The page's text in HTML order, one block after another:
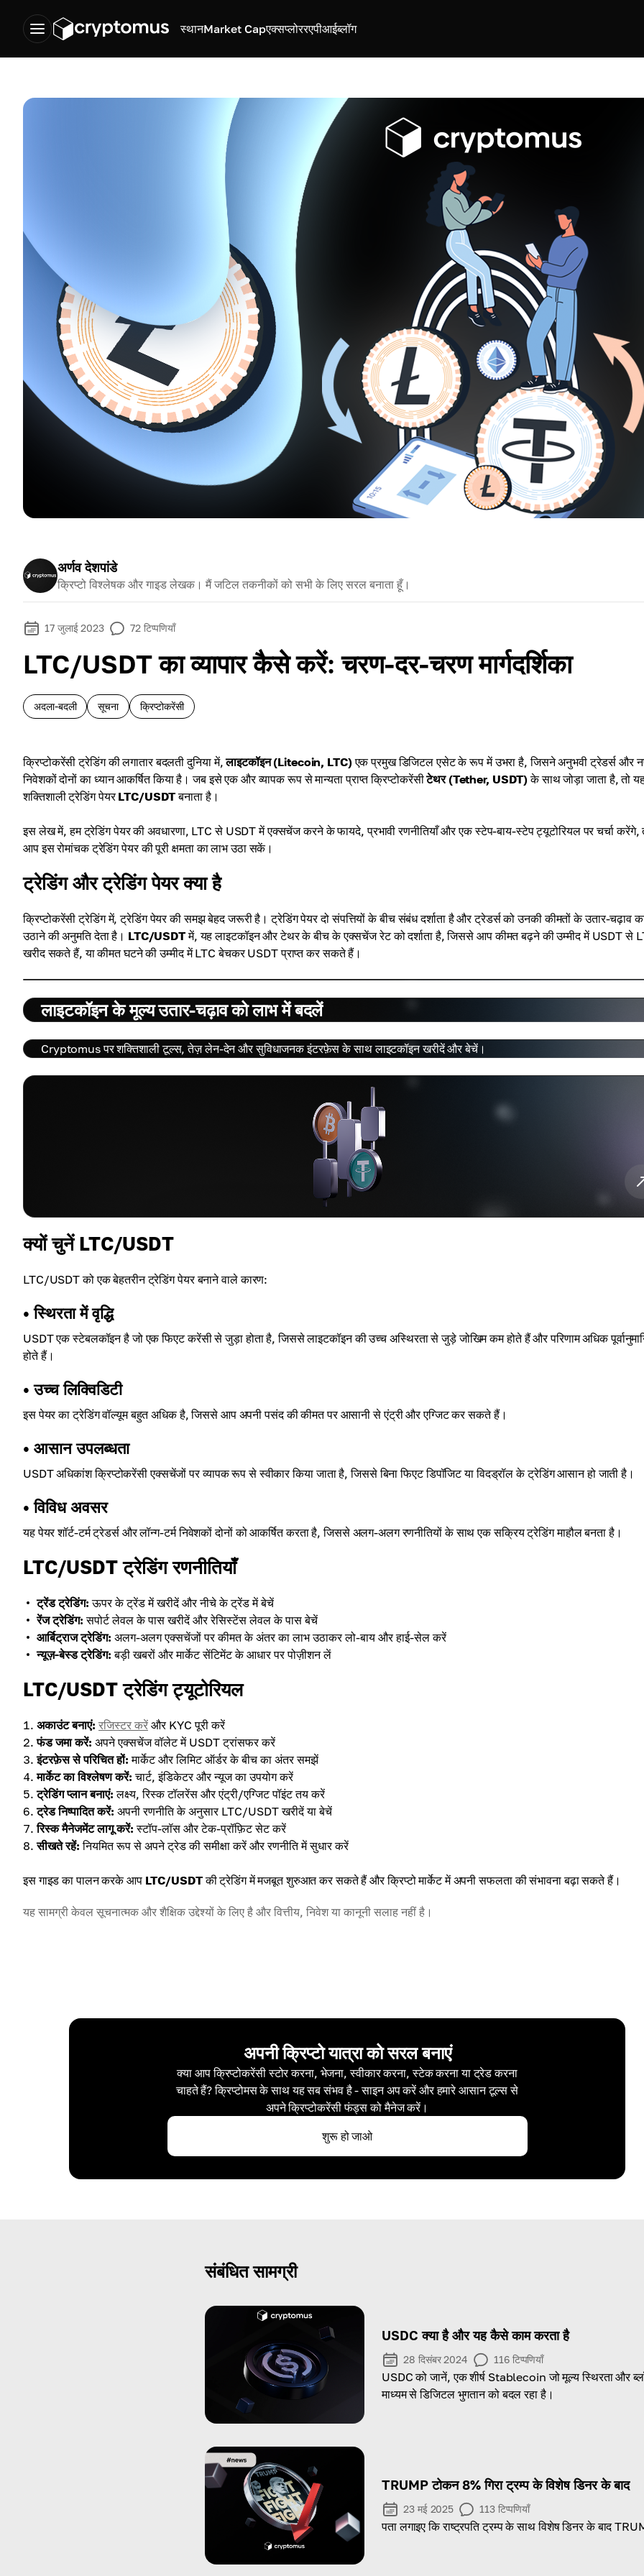
स्थानMarket Capएक्सप्लोररएपीआईब्लॉग
अर्णव देशपांडे
क्रिप्टो विश्लेषक और गाइड लेखक। मैं जटिल तकनीकों को सभी के लिए सरल बनाता हूँ।
17 जुलाई 2023 72 टिप्पणियाँ
LTC/USDT का व्यापार कैसे करें: चरण-दर-चरण मार्गदर्शिका
अदला-बदली सूचना क्रिप्टोकरेंसी
क्रिप्टोकरेंसी ट्रेडिंग की लगातार बदलती दुनिया में,लाइटकॉइन (Litecoin, LTC)एक प्रमुख डिजिटल एसेट के रूप में उभरा है, जिसने अनुभवी ट्रेडर्स और
निवेशकों दोनों का ध्यान आकर्षित किया है। जब इसे एक और व्यापक रूप से मान्यता प्राप्त क्रिप्टोकरेंसीटेथर (Tether, USDT)के साथ जोड़ा जाता है, तो
शक्तिशाली ट्रेडिंग पेयरLTC/USDTबनाता है।
इस लेख में, हम ट्रेडिंग पेयर की अवधारणा, LTC से USDT में एक्सचेंज करने के फायदे, प्रभावी रणनीतियाँ और एक स्टेप-बाय-स्टेप ट्यूटोरियल पर चर्चा करेंगे,
आप इस रोमांचक ट्रेडिंग पेयर की पूरी क्षमता का लाभ उठा सकें।
ट्रेडिंग और ट्रेडिंग पेयर क्या है
क्रिप्टोकरेंसी ट्रेडिंग में, ट्रेडिंग पेयर की समझ बेहद जरूरी है। ट्रेडिंग पेयर दो संपत्तियों के बीच संबंध दर्शाता है और ट्रेडर्स को उनकी कीमतों के उतार-चढ़ाव
उठाने की अनुमति देता है। LTC/USDTमें, यह लाइटकॉइन और टेथर के बीच के एक्सचेंज रेट को दर्शाता है, जिससे आप कीमत बढ़ने की उम्मीद में USDT से
खरीद सकते हैं, या कीमत घटने की उम्मीद में LTC बेचकर USDT प्राप्त कर सकते हैं।
लाइटकॉइन के मूल्य उतार-चढ़ाव को लाभ में बदलें
Cryptomus पर शक्तिशाली टूल्स, तेज़ लेन-देन और सुविधाजनक इंटरफ़ेस के साथ लाइटकॉइन खरीदें और बेचें।
क्यों चुनें LTC/USDT
LTC/USDT को एक बेहतरीन ट्रेडिंग पेयर बनाने वाले कारण:
• स्थिरता में वृद्धि
USDT एक स्टेबलकॉइन है जो एक फिएट करेंसी से जुड़ा होता है, जिससे लाइटकॉइन की उच्च अस्थिरता से जुड़े जोखिम कम होते हैं और परिणाम अधिक
होते हैं।
• उच्च लिक्विडिटी
इस पेयर का ट्रेडिंग वॉल्यूम बहुत अधिक है, जिससे आप अपनी पसंद की कीमत पर आसानी से एंट्री और एग्जिट कर सकते हैं।
• आसान उपलब्धता
USDT अधिकांश क्रिप्टोकरेंसी एक्सचेंजों पर व्यापक रूप से स्वीकार किया जाता है, जिससे बिना फिएट डिपॉजिट या विदड्रॉल के ट्रेडिंग आसान हो जाती है।
• विविध अवसर
यह पेयर शॉर्ट-टर्म ट्रेडर्स और लॉन्ग-टर्म निवेशकों दोनों को आकर्षित करता है, जिससे अलग-अलग रणनीतियों के साथ एक सक्रिय ट्रेडिंग माहौल बनता है।
LTC/USDT ट्रेडिंग रणनीतियाँ
ट्रेंड ट्रेडिंग: ऊपर के ट्रेंड में खरीदें और नीचे के ट्रेंड में बेचें
रेंज ट्रेडिंग: सपोर्ट लेवल के पास खरीदें और रेसिस्टेंस लेवल के पास बेचें
आर्बिट्राज ट्रेडिंग: अलग-अलग एक्सचेंजों पर कीमत के अंतर का लाभ उठाकर लो-बाय और हाई-सेल करें
न्यूज़-बेस्ड ट्रेडिंग: बड़ी खबरों और मार्केट सेंटिमेंट के आधार पर पोज़ीशन लें
LTC/USDT ट्रेडिंग ट्यूटोरियल
अकाउंट बनाएं: रजिस्टर करें और KYC पूरी करें
फंड जमा करें: अपने एक्सचेंज वॉलेट में USDT ट्रांसफर करें
इंटरफ़ेस से परिचित हों: मार्केट और लिमिट ऑर्डर के बीच का अंतर समझें
मार्केट का विश्लेषण करें: चार्ट, इंडिकेटर और न्यूज का उपयोग करें
ट्रेडिंग प्लान बनाएं: लक्ष्य, रिस्क टॉलरेंस और एंट्री/एग्जिट पॉइंट तय करें
ट्रेड निष्पादित करें: अपनी रणनीति के अनुसार LTC/USDT खरीदें या बेचें
रिस्क मैनेजमेंट लागू करें: स्टॉप-लॉस और टेक-प्रॉफ़िट सेट करें
सीखते रहें: नियमित रूप से अपने ट्रेड की समीक्षा करें और रणनीति में सुधार करें
इस गाइड का पालन करके आप LTC/USDTकी ट्रेडिंग में मजबूत शुरुआत कर सकते हैं और क्रिप्टो मार्केट में अपनी सफलता की संभावना बढ़ा सकते हैं।
यह सामग्री केवल सूचनात्मक और शैक्षिक उद्देश्यों के लिए है और वित्तीय, निवेश या कानूनी सलाह नहीं है।
अपनी क्रिप्टो यात्रा को सरल बनाएं
क्या आप क्रिप्टोकरेंसी स्टोर करना, भेजना, स्वीकार करना, स्टेक करना या ट्रेड करना
चाहते हैं? क्रिप्टोमस के साथ यह सब संभव है - साइन अप करें और हमारे आसान टूल्स से
अपने क्रिप्टोकरेंसी फंड्स को मैनेज करें।
शुरू हो जाओ
संबंधित सामग्री
USDC क्या है और यह कैसे काम करता है
28 दिसंबर 2024 116 टिप्पणियाँ
USDC को जानें, एक शीर्ष Stablecoin जो मूल्य स्थिरता और
माध्यम से डिजिटल भुगतान को बदल रहा है।
TRUMP टोकन 8% गिरा ट्रम्प के विशेष डिनर के बाद
23 मई 2025 113 टिप्पणियाँ
पता लगाइए कि राष्ट्रपति ट्रम्प के साथ विशेष डिनर के बाद